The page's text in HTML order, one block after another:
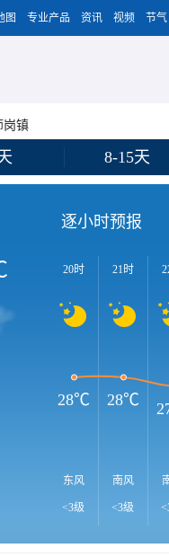
图 专业产品 资讯 视频 节气
岗镇
8-15天
逐小时预报
20时
东风
<3级
21时
南风
<3级
28℃ 28℃